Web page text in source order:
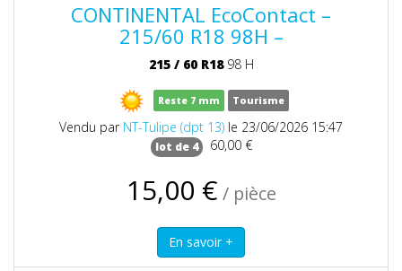
CONTINENTAL EcoContact –
215/60 R18 98H –
215 / 60 R1898 H
Reste 7 mm Tourisme
Vendu par NT-Tulipe (dpt 13) le 23/06/2026 15:47
lot de 4 60,00 €
15,00 € / pièce